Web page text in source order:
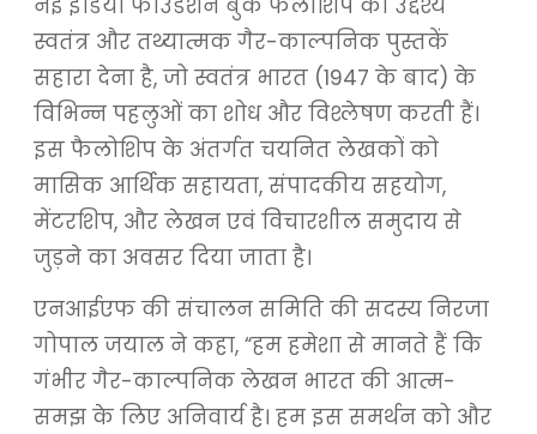
नई इंडिया फाउंडेशन बुक फैलोशिप का उद्देश्य
स्वतंत्र और तथ्यात्मक गैर-काल्पनिक पुस्तकें
सहारा देना है, जो स्वतंत्र भारत (1947 के बाद) के
विभिन्न पहलुओं का शोध और विश्लेषण करती हैं।
इस फैलोशिप के अंतर्गत चयनित लेखकों को
मासिक आर्थिक सहायता, संपादकीय सहयोग,
मेंटरशिप, और लेखन एवं विचारशील समुदाय से
जुड़ने का अवसर दिया जाता है।
एनआईएफ की संचालन समिति की सदस्य निरजा
गोपाल जयाल ने कहा, “हम हमेशा से मानते हैं कि
गंभीर गैर-काल्पनिक लेखन भारत की आत्म-
समझ के लिए अनिवार्य है। हम इस समर्थन को और